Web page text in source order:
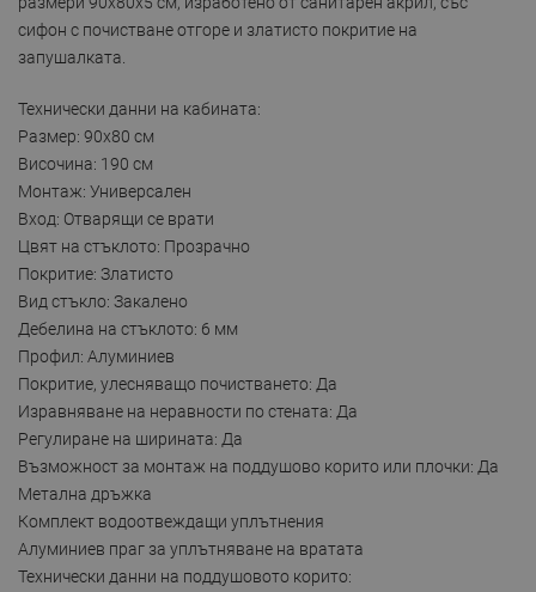
сифон с почистване отгоре и златисто покритие на
запушалката.
Технически данни на кабината:
Размер: 90x80 см
Височина: 190 см
Монтаж: Универсален
Вход: Отварящи се врати
Цвят на стъклото: Прозрачно
Покритие: Златисто
Вид стъкло: Закалено
Дебелина на стъклото: 6 мм
Профил: Алуминиев
Покритие, улесняващо почистването: Да
Изравняване на неравности по стената: Да
Регулиране на ширината: Да
Възможност за монтаж на поддушово корито или плочки: Да
Метална дръжка
Комплект водоотвеждащи уплътнения
Алуминиев праг за уплътняване на вратата
Технически данни на поддушовото корито: